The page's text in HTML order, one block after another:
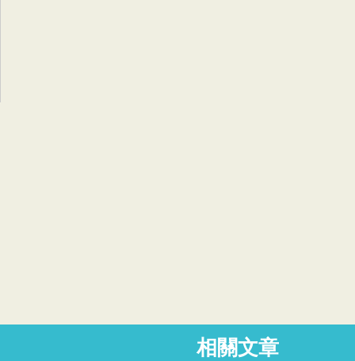
相關文章